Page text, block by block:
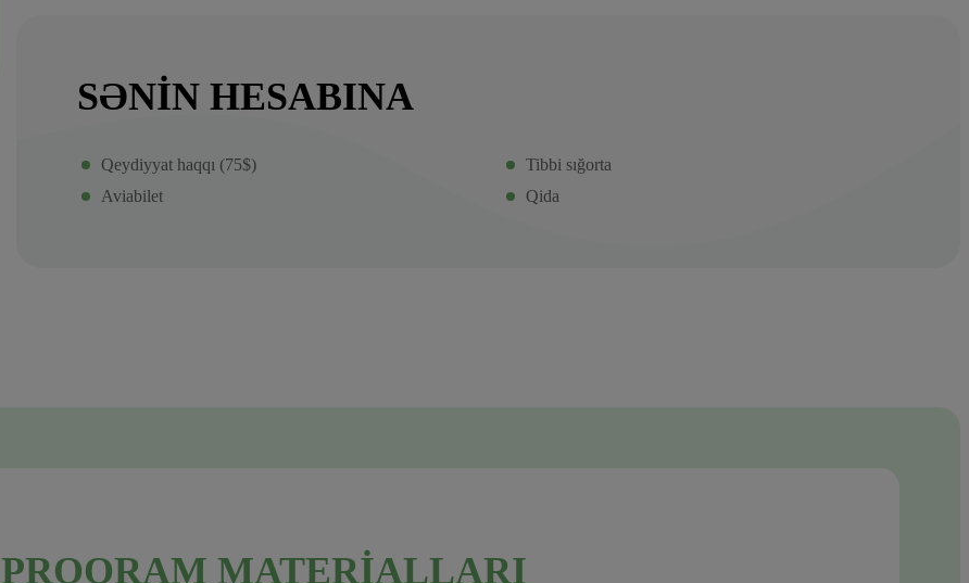
SƏNIN HESABINA
Qeydiyyat haqqı (75$)
Aviabilet
Tibbi sığorta
Qida
PROQRAM MATERIALLARI